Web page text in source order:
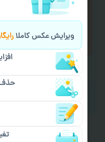
لازم را انجام دهید.
ایمیل جهت ثبت
ویرایش عکس کاملا
حذف